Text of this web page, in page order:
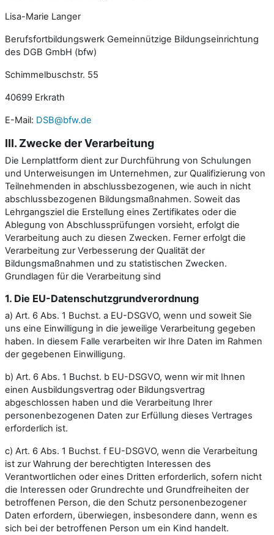
Lisa-Marie Langer
Berufsfortbildungswerk Gemeinnützige Bildungseinrichtung
des DGB GmbH (bfw)
Schimmelbuschstr. 55
40699 Erkrath
E-Mail: DSB@bfw.de
III. Zwecke der Verarbeitung
Die Lernplattform dient zur Durchführung von Schulungen
und Unterweisungen im Unternehmen, zur Qualifizierung von
Teilnehmenden in abschlussbezogenen, wie auch in nicht
abschlussbezogenen Bildungsmaßnahmen. Soweit das
Lehrgangsziel die Erstellung eines Zertifikates oder die
Ablegung von Abschlussprüfungen vorsieht, erfolgt die
Verarbeitung auch zu diesen Zwecken. Ferner erfolgt die
Verarbeitung zur Verbesserung der Qualität der
Bildungsmaßnahmen und zu statistischen Zwecken.
Grundlagen für die Verarbeitung sind
1. Die EU-Datenschutzgrundverordnung
a) Art. 6 Abs. 1 Buchst. a EU-DSGVO, wenn und soweit Sie
uns eine Einwilligung in die jeweilige Verarbeitung gegeben
haben. In diesem Falle verarbeiten wir Ihre Daten im Rahmen
der gegebenen Einwilligung.
b) Art. 6 Abs. 1 Buchst. b EU-DSGVO, wenn wir mit Ihnen
einen Ausbildungsvertrag oder Bildungsvertrag
abgeschlossen haben und die Verarbeitung Ihrer
personenbezogenen Daten zur Erfüllung dieses Vertrages
erforderlich ist.
c) Art. 6 Abs. 1 Buchst. f EU-DSGVO, wenn die Verarbeitung
ist zur Wahrung der berechtigten Interessen des
Verantwortlichen oder eines Dritten erforderlich, sofern nicht
die Interessen oder Grundrechte und Grundfreiheiten der
betroffenen Person, die den Schutz personenbezogener
Daten erfordern, überwiegen, insbesondere dann, wenn es
sich bei der betroffenen Person um ein Kind handelt.